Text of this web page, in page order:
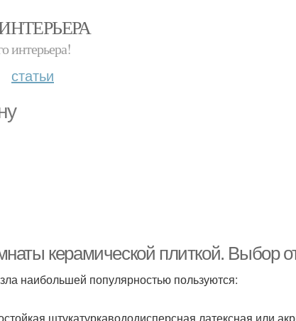
интерьера!
статьи
керамической плиткой. Выбор
наибольшей популярностью пользуются: